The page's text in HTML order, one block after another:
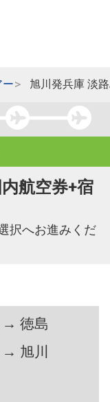
ー 旭川発兵庫 淡
航空券+宿
択へお進みくだ
→ 徳島
旭川